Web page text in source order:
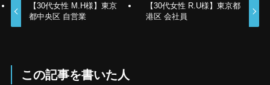
【30代女性 M.H様】東京
都中央区 自営業
【30代女性 R.U様】東京都
港区 会社員
この記事を書いた人